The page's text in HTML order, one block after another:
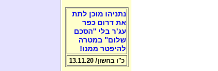
נתניהו מוכן לתת
את דרום כפר
עג'ר בלי "הסכם
שלום" במטרה
להיפטר ממנו!
כ"ו בחשון/ 13.11.20